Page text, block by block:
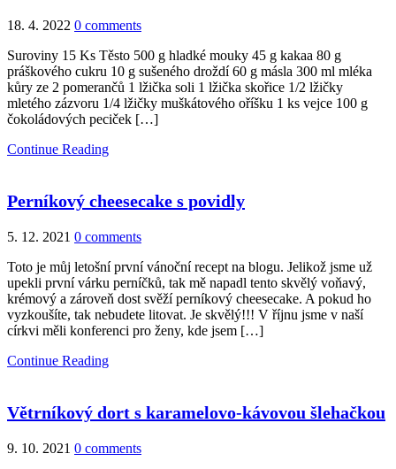
18. 4. 2022 0 comments
Suroviny 15 Ks Těsto 500 g hladké mouky 45 g kakaa 80 g
práškového cukru 10 g sušeného droždí 60 g másla 300 ml mléka
kůry ze 2 pomerančů 1 lžička soli 1 lžička skořice 1/2 lžičky
mletého zázvoru 1/4 lžičky muškátového oříšku 1 ks vejce 100 g
čokoládových peciček […]
Continue Reading
Perníkový cheesecake s povidly
5. 12. 2021 0 comments
Toto je můj letošní první vánoční recept na blogu. Jelikož jsme už
upekli první várku perníčků, tak mě napadl tento skvělý voňavý,
krémový a zároveň dost svěží perníkový cheesecake. A pokud ho
vyzkoušíte, tak nebudete litovat. Je skvělý!!! V říjnu jsme v naší
církvi měli konferenci pro ženy, kde jsem […]
Continue Reading
Větrníkový dort s karamelovo-kávovou šlehačkou
9. 10. 2021 0 comments